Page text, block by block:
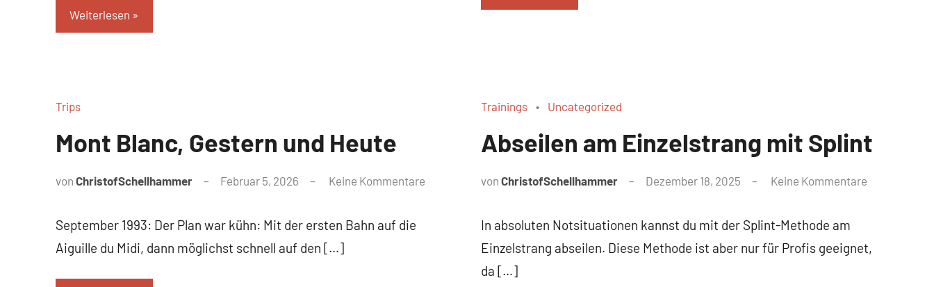
Weiterlesen
Trips
Mont Blanc, Gestern und Heute
von ChristofSchellhammer Februar 5, 2026 Keine Kommentare
September 1993: Der Plan war kühn: Mit der ersten Bahn auf die
Aiguille du Midi, dann möglichst schnell auf den […]
Trainings Uncategorized
Abseilen am Einzelstrang mit Splint
von ChristofSchellhammer Dezember 18, 2025 Keine Kommentare
In absoluten Notsituationen kannst du mit der Splint-Methode am
Einzelstrang abseilen. Diese Methode ist aber nur für Profis geeignet,
da […]